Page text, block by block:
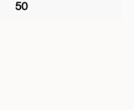
50